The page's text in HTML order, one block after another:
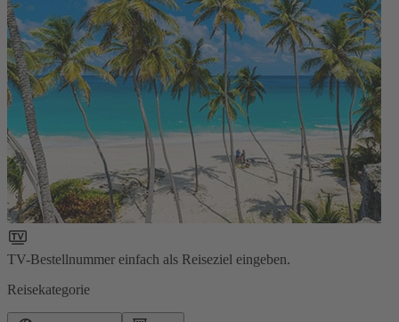
TV-Bestellnummer einfach als Reiseziel eingeben.
Reisekategorie